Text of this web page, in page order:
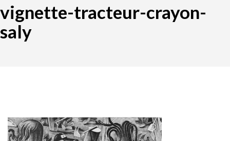
vignette-tracteur-crayon-
saly